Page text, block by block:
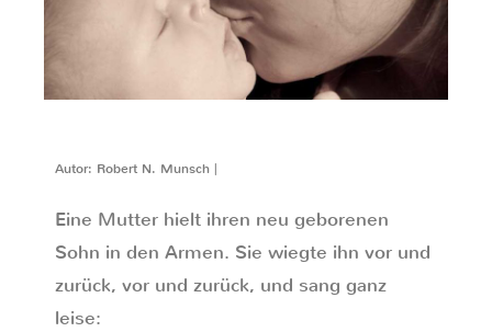
Autor: Robert N. Munsch |
Eine Mutter hielt ihren neu geborenen
Sohn in den Armen. Sie wiegte ihn vor und
zurück, vor und zurück, und sang ganz
leise: